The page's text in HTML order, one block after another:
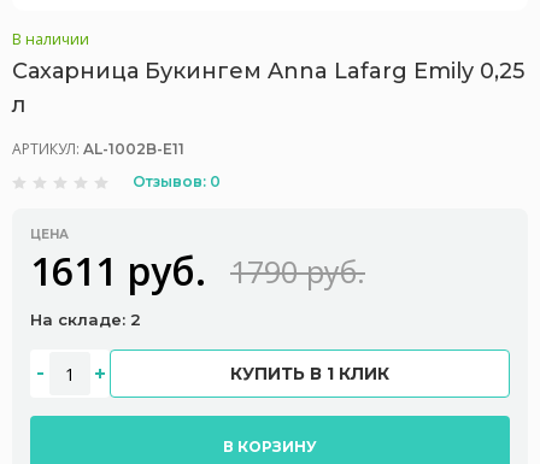
В наличии
Сахарница Букингем Anna Lafarg Emily 0,25
л
АРТИКУЛ: AL-1002B-E11
Отзывов: 0
ЦЕНА
1611 руб. 1790 руб.
На складе: 2
КУПИТЬ В 1 КЛИК
В КОРЗИНУ